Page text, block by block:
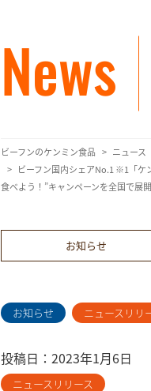
News
ビーフンのケンミン食品
ニュース
ビーフン国内シェアNo.1 ※1「
食べよう！”キャンペーンを全国で展開
お知らせ
お知らせ ニュースリリ
投稿日：2023年1月6日
ニュースリリース